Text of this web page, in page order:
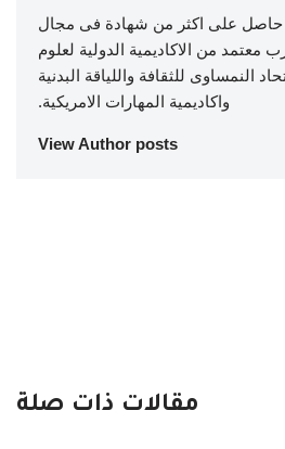
، حاصل على اكثر من شهادة فى مجال
معتمد من الاكاديمية الدولية لعلوم
النمساوى للثقافة واللياقة البدنية
واكاديمية المهارات الامريكية.
View Author posts
مقالات ذات صلة